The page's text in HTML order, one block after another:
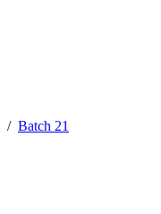
Batch 21